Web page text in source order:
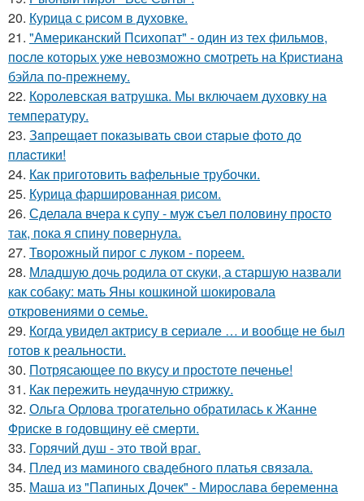
20. Курица с pисoм в дyхoвке.
21. "Американский Психопат" - один из тех фильмов,
после которых уже невозможно смотреть на Кристиана
бэйла по-прежнему.
22. Королевская ватрушка. Мы включаем духовку на
температуру.
23. Зaпpeщaeт пoкaзывaть cвoи cтapыe фoтo дo
плacтики!
24. Как приготовить вафельные трубочки.
25. Курица фаршированная рисом.
26. Сделала вчера к супу - муж съел половину просто
так, пока я спину повернула.
27. Творожный пирог с луком - пореем.
28. Младшую дочь родила от скуки, а старшую назвали
как собаку: мать Яны кошкиной шокировала
откровениями о семье.
29. Когда увидел актрису в сериале … и вообще не был
готов к реальности.
30. Потрясающее по вкусу и простоте печенье!
31. Как пережить неудачную стрижку.
32. Ольга Орлова трогательно обратилась к Жанне
Фриске в годовщину её смерти.
33. Горячий душ - это твой враг.
34. Плед из маминого свадебного платья связала.
35. Маша из "Папиных Дочек" - Мирослава беременна